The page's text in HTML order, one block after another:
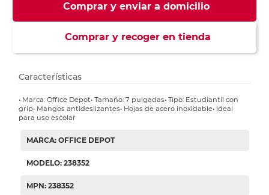
Comprar y enviar a domicilio
Comprar y recoger en tienda
Características
• Marca: Office Depot• Tamaño: 7 pulgadas• Tipo: Estudiantil con
grip• Mangos antideslizantes• Hojas de acero inoxidable• Ideal
para uso escolar
MARCA: OFFICE DEPOT
MODELO: 238352
MPN: 238352